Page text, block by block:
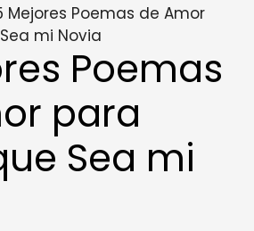
Mejores Poemas de Amor
mi Novia
Poemas
para
Sea mi